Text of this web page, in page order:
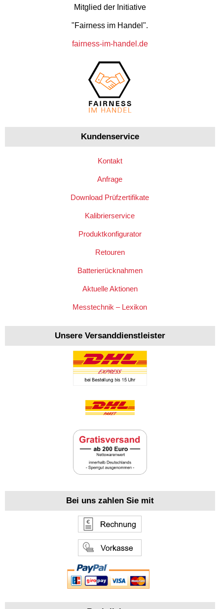
Mitglied der Initiative
"Fairness im Handel".
fairness-im-handel.de
Kundenservice
Kontakt
Anfrage
Download Prüfzertifikate
Kalibrierservice
Produktkonfigurator
Retouren
Batterierücknahmen
Aktuelle Aktionen
Messtechnik – Lexikon
Unsere Versanddienstleister
Bei uns zahlen Sie mit